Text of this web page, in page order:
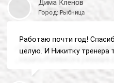
Дима Клёнов
Город: Рыбница
Работаю почти год!
целую. И Никитку тренера